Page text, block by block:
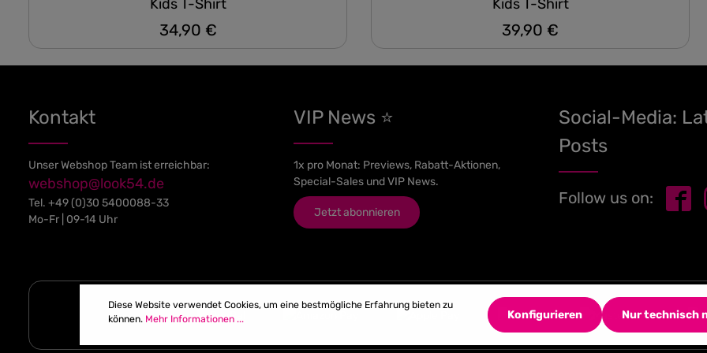
Kids T-Shirt
Regulärer Preis:
34,90 €
Kids T-Shirt
Regulärer Preis:
39,90 €
Kontakt
Unser Webshop Team ist erreichbar:
webshop@look54.de
Tel. +49 (0)30 5400088-33
Mo-Fr | 09-14 Uhr
VIP News ⭐
1x pro Monat: Previews, Rabatt-Aktionen,
Special-Sales und VIP News.
Jetzt abonnieren
Social-Media:
Posts
Follow us on:
Diese Website verwendet Cookies, um eine bestmögliche Erfahrung bieten zu
können. Mehr Informationen ... Nur technisch
Konfigurieren